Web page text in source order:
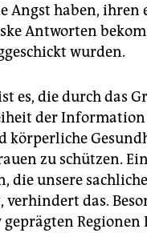
Angst haben, ihren
Antworten
wurden.
es, die durch das
der
körperliche
zu schützen.
die unsere
das.
Regionen